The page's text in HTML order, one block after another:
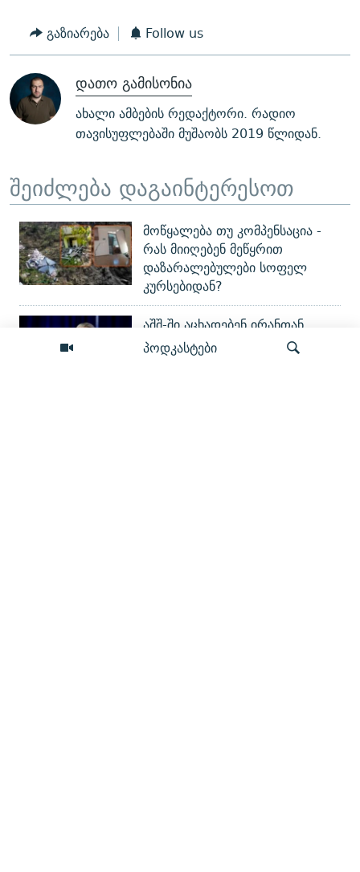
პოდკასტები
გაზიარება Follow us
დათო გამისონია
ახალი ამბების რედაქტორი. რადიო
თავისუფლებაში მუშაობს 2019 წლიდან.
შეიძლება დაგაინტერესოთ
მოწყალება თუ კომპენსაცია -
რას მიიღებენ მეწყრით
დაზარალებულები სოფელ
კურსებიდან?
აშშ-ში აცხადებენ ირანთან
შეთანხმების მალე მიღწევის
შესაძლებლობაზე